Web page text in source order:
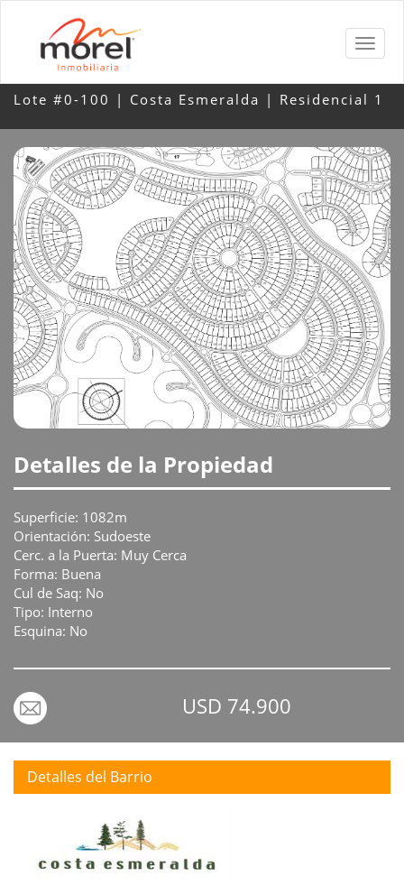
Lote #0-100 | Costa Esmeralda | Residencial 1
Detalles de la Propiedad
Superficie: 1082m
Orientación: Sudoeste
Cerc. a la Puerta: Muy Cerca
Forma: Buena
Cul de Saq: No
Tipo: Interno
Esquina: No
USD 74.900
Detalles del Barrio